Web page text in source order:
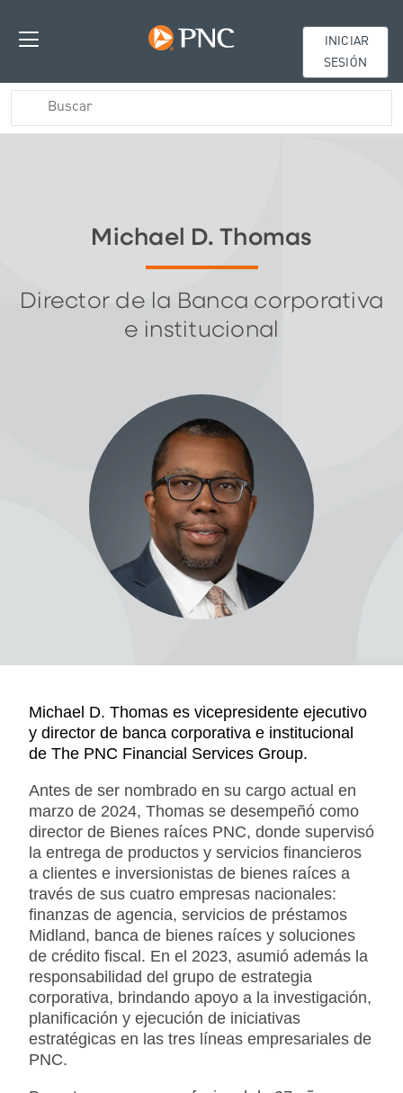
SESIÓN
Michael D. Thomas
Director de la Banca corporativa
e institucional
Michael D. Thomas es vicepresidente ejecutivo
y director de banca corporativa e institucional
de The PNC Financial Services Group.
Antes de ser nombrado en su cargo actual en
marzo de 2024, Thomas se desempeñó como
director de Bienes raíces PNC, donde supervisó
la entrega de productos y servicios financieros
a clientes e inversionistas de bienes raíces a
través de sus cuatro empresas nacionales:
finanzas de agencia, servicios de préstamos
Midland, banca de bienes raíces y soluciones
de crédito fiscal. En el 2023, asumió además la
responsabilidad del grupo de estrategia
corporativa, brindando apoyo a la investigación,
planificación y ejecución de iniciativas
estratégicas en las tres líneas empresariales de
PNC.